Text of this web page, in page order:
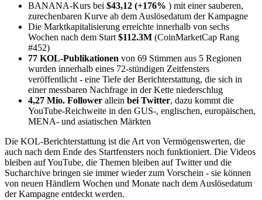
BANANA-Kurs bei $43,12 (+176% ) mit einer sauberen,
zurechenbaren Kurve ab dem Auslösedatum der Kampagne
Die Marktkapitalisierung erreichte innerhalb von sechs
Wochen nach dem Start $112.3M (CoinMarketCap Rang
#452)
77 KOL-Publikationen von 69 Stimmen aus 5 Regionen
wurden innerhalb eines 72-stündigen Zeitfensters
veröffentlicht - eine Tiefe der Berichterstattung, die sich in
einer messbaren Nachfrage in der Kette niederschlug
4,27 Mio. Follower allein bei Twitter, dazu kommt die
YouTube-Reichweite in den GUS-, englischen, europäischen,
MENA- und asiatischen Märkten
Die KOL-Berichterstattung ist die Art von Vermögenswerten, die
auch nach dem Ende des Startfensters noch funktioniert. Die Videos
bleiben auf YouTube, die Themen bleiben auf Twitter und die
Sucharchive bringen sie immer wieder zum Vorschein - sie können
von neuen Händlern Wochen und Monate nach dem Auslösedatum
der Kampagne entdeckt werden.